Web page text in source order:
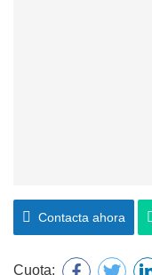
Contacta ahora
Cuota: